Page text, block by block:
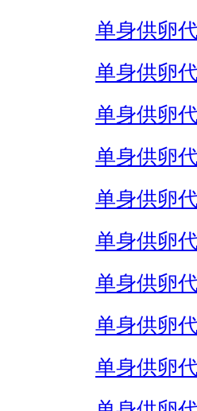
单身供卵
单身供卵
单身供卵
单身供卵
单身供卵
单身供卵
单身供卵
单身供卵
单身供卵